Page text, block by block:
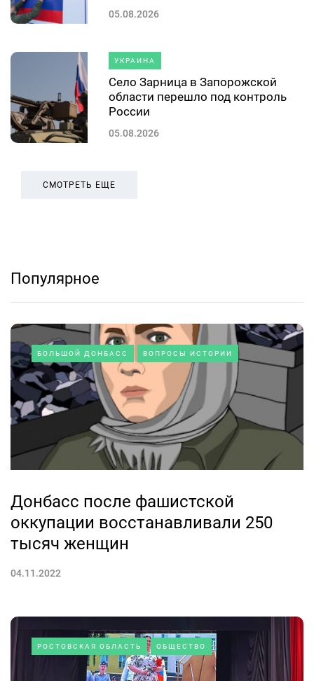
05.08.2026
УКРАИНА
Село Зарница в Запорожской
области перешло под контроль
России
05.08.2026
СМОТРЕТЬ ЕЩЕ
Популярное
БОЛЬШОЙ ДОНБАСС ВОПРОСЫ ИСТОРИИ
Донбасс после фашистской
оккупации восстанавливали 250
тысяч женщин
04.11.2022
РОСТОВСКАЯ ОБЛАСТЬ ОБЩЕСТВО